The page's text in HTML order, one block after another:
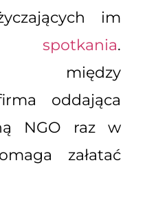
im
spotkania.
między
oddająca
NGO raz w
załatać